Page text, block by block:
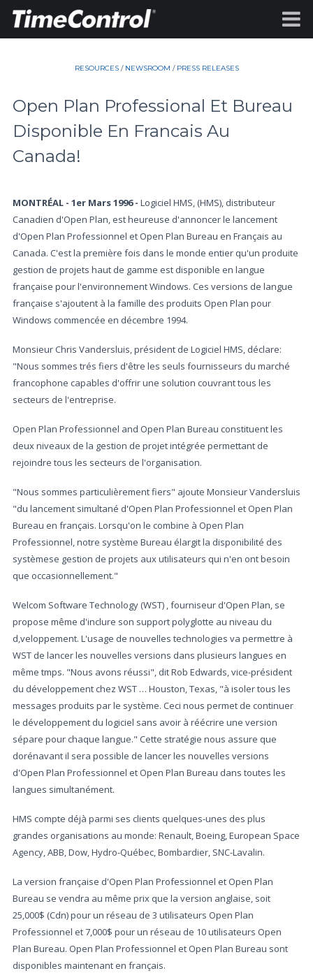
RESOURCES/ NEWSROOM / PRESS RELEASES
Open Plan Professional Et Bureau
Disponible En Francais Au
Canada!
MONTRÉAL - 1er Mars 1996 - Logiciel HMS, (HMS), distributeur
Canadien d'Open Plan, est heureuse d'annoncer le lancement
d'Open Plan Professionnel et Open Plan Bureau en Français au
Canada. C'est la première fois dans le monde entier qu'un produite
gestion de projets haut de gamme est disponible en langue
française pour l'environnement Windows. Ces versions de langue
française s'ajoutent à la famille des produits Open Plan pour
Windows commencée en décembre 1994.
Monsieur Chris Vandersluis, président de Logiciel HMS, déclare:
"Nous sommes trés fiers d'être les seuls fournisseurs du marché
francophone capables d'offrir une solution couvrant tous les
secteurs de l'entreprise.
Open Plan Professionnel and Open Plan Bureau constituent les
deux niveaux de la gestion de projet intégrée permettant de
rejoindre tous les secteurs de l'organisation.
"Nous sommes particulièrement fiers" ajoute Monsieur Vandersluis
"du lancement simultané d'Open Plan Professionnel et Open Plan
Bureau en français. Lorsqu'on le combine à Open Plan
Professionnel, notre système Bureau élargit la disponibilité des
systèmese gestion de projets aux utilisateurs qui n'en ont besoin
que occasionnellement."
Welcom Software Technology (WST) , fourniseur d'Open Plan, se
propose même d'inclure son support polyglotte au niveau du
d‚veloppement. L'usage de nouvelles technologies va permettre à
WST de lancer les nouvelles versions dans plusieurs langues en
même tmps. "Nous avons réussi", dit Rob Edwards, vice-président
du développement chez WST … Houston, Texas, "à isoler tous les
messages produits par le système. Ceci nous permet de continuer
le développement du logiciel sans avoir à réécrire une version
sépare pour chaque langue." Cette stratégie nous assure que
dorénavant il sera possible de lancer les nouvelles versions
d'Open Plan Professionnel et Open Plan Bureau dans toutes les
langues simultanément.
HMS compte déjà parmi ses clients quelques-unes des plus
grandes organisations au monde: Renault, Boeing, European Space
Agency, ABB, Dow, Hydro-Québec, Bombardier, SNC-Lavalin.
La version française d'Open Plan Professionnel et Open Plan
Bureau se vendra au même prix que la version anglaise, soit
25,000$ (Cdn) pour un réseau de 3 utilisateurs Open Plan
Professionnel et 7,000$ pour un réseau de 10 utilisateurs Open
Plan Bureau. Open Plan Professionnel et Open Plan Bureau sont
disponibles maintenant en français.